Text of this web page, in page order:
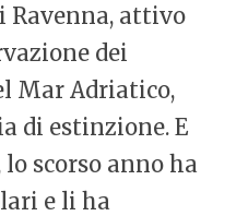
Ravenna, attivo
dei
Mar Adriatico,
di estinzione. E
scorso anno ha
e li ha